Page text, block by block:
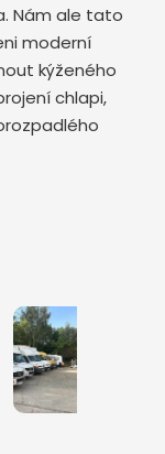
Nám ale tato
moderní
kýženého
chlapi,